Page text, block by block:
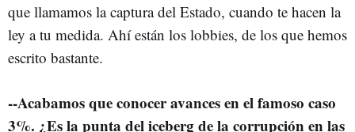
que llamamos la captura del Estado, cuando te hacen la
ley a tu medida. Ahí están los lobbies, de los que hemos
escrito bastante.
--Acabamos que conocer avances en el famoso caso
3%. ¿Es la punta del iceberg de la corrupción en las